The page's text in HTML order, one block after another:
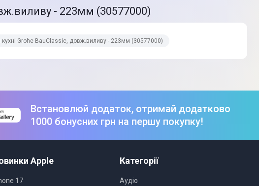
Подробиці уточнюйте у менеджера
KB)
- 223мм (30577000)
Grohe BauClassic, довж.виливу - 223мм (30577000)
Встановлюй додаток, отримай додатково
1000 бонусних грн на першу покупку!
Apple
17
Категорії
Аудіо